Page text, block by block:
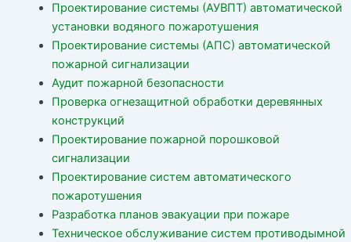
Проектирование системы (АУВПТ) автоматической
установки водяного пожаротушения
Проектирование системы (АПС) автоматической
пожарной сигнализации
Аудит пожарной безопасности
Проверка огнезащитной обработки деревянных
конструкций
Проектирование пожарной порошковой
сигнализации
Проектирование систем автоматического
пожаротушения
Разработка планов эвакуации при пожаре
Техническое обслуживание систем противодымной